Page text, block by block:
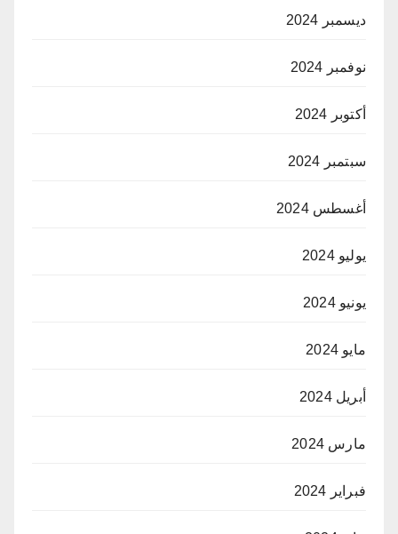
ديسمبر 2024
نوفمبر 2024
أكتوبر 2024
سبتمبر 2024
أغسطس 2024
يوليو 2024
يونيو 2024
مايو 2024
أبريل 2024
مارس 2024
فبراير 2024